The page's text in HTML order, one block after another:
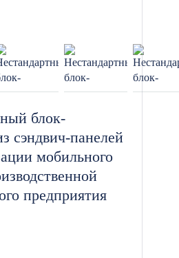
блок-
сэндвич-панелей
мобильного
предприятия